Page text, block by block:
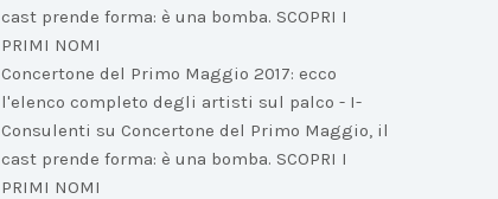
cast prende forma: è una bomba. SCOPRI I
PRIMI NOMI
Concertone del Primo Maggio 2017: ecco
l'elenco completo degli artisti sul palco - I-
Consulenti su Concertone del Primo Maggio, il
cast prende forma: è una bomba. SCOPRI I
PRIMI NOMI